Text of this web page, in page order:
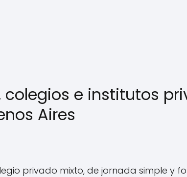
colegios e institutos
Aires
privado mixto, de jornada simple y